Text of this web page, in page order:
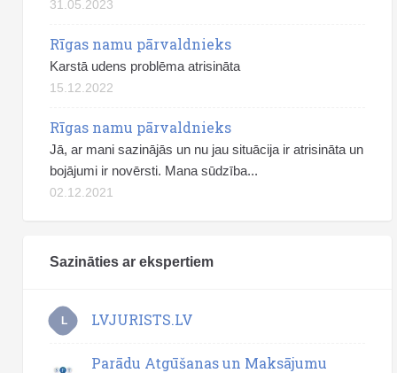
31.05.2023
Rīgas namu pārvaldnieks
Karstā udens problēma atrisināta
15.12.2022
Rīgas namu pārvaldnieks
Jā, ar mani sazinājās un nu jau situācija ir atrisināta un
bojājumi ir novērsti. Mana sūdzība...
02.12.2021
Sazināties ar ekspertiem
L LVJURISTS.LV
Parādu Atgūšanas un Maksājumu